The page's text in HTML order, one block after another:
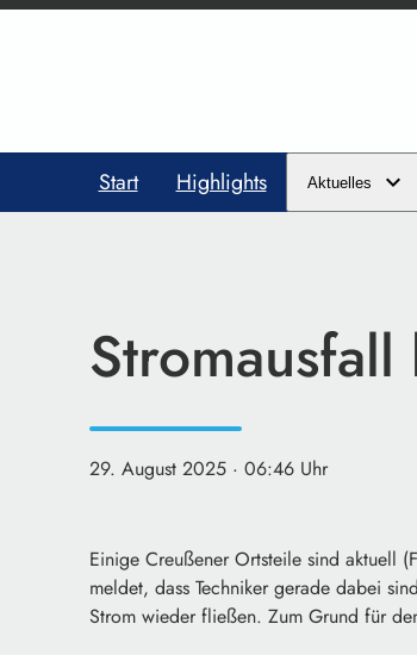
Start Highlights Aktuelles
29. August 2025 · 06:46 Uhr
Einige Creußener Ortsteile sind aktuell
meldet, dass Techniker gerade dabei
Strom wieder fließen. Zum Grund für